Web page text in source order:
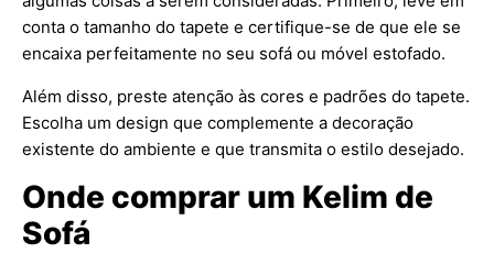
conta o tamanho do tapete e certifique-se de que ele se
encaixa perfeitamente no seu sofá ou móvel estofado.
Além disso, preste atenção às cores e padrões do tapete.
Escolha um design que complemente a decoração
existente do ambiente e que transmita o estilo desejado.
Onde comprar um Kelim de
Sofá